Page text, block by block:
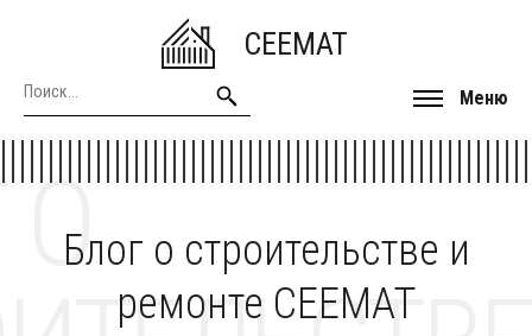
CEEMAT
Меню
Блог о строительстве и
ремонте CEEMAT
О